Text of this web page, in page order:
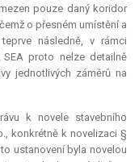
pouze daný koridor
o přesném umístění a
následně, v rámci
proto nelze detailně
jednotlivých záměrů na
k novele stavebního
konkrétně k novelizaci §
ustanovení byla novelou